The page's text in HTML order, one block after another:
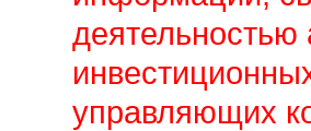
управляющих